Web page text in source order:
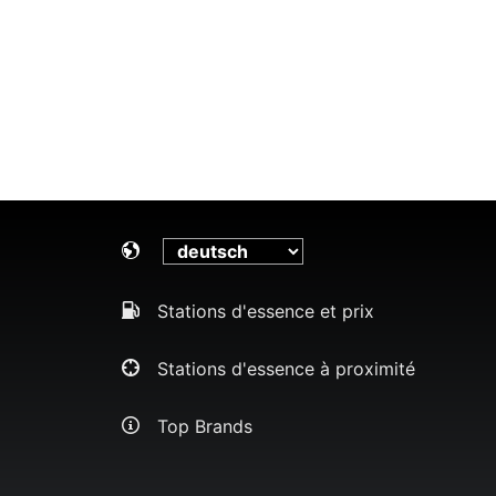
Stations d'essence et prix
Stations d'essence à proximité
Top Brands